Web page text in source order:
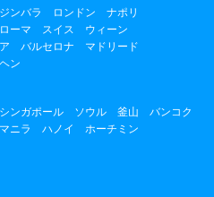
ンバラ ロンドン
ナポリ
ローマ スイス
ウィーン
バルセロナ
マドリード
ン
シンガポール ソウル 釜山
バンコク
マニラ ハノイ
ホーチミン